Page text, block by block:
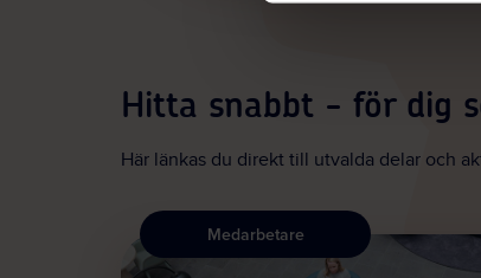
Hitta snabbt - för dig
Här länkas du direkt till utvalda delar och
Medarbetare